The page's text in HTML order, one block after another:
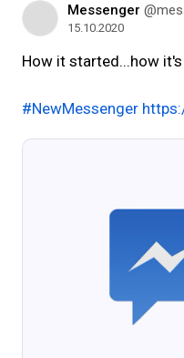
Messenger
15.10.2020
How it started...how
#NewMessenger